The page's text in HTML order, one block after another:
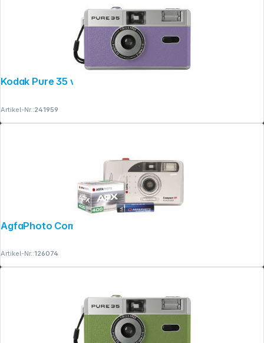
Kodak Pure 35 violett
Artikel-Nr.:241959
AgfaPhoto Compact Set FF
Artikel-Nr.:126074